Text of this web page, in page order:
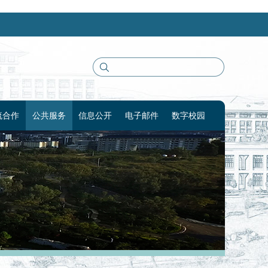
合作 公共服务 信息公开 电子邮件 数字校园